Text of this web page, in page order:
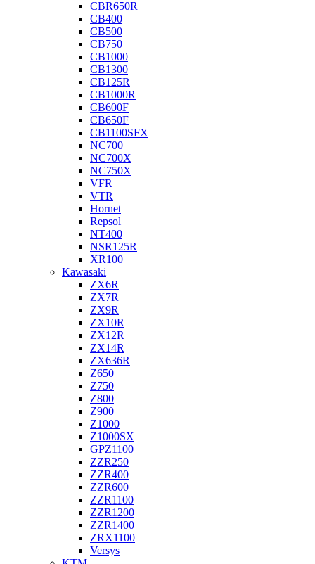
CBR650R
CB400
CB500
CB750
CB1000
CB1300
CB125R
CB1000R
CB600F
CB650F
CB1100SFX
NC700
NC700X
NC750X
VFR
VTR
Hornet
Repsol
NT400
NSR125R
XR100
Kawasaki
ZX6R
ZX7R
ZX9R
ZX10R
ZX12R
ZX14R
ZX636R
Z650
Z750
Z800
Z900
Z1000
Z1000SX
GPZ1100
ZZR250
ZZR400
ZZR600
ZZR1100
ZZR1200
ZZR1400
ZRX1100
Versys